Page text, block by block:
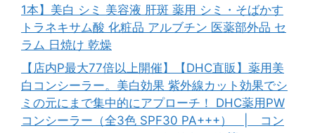
1本】美白 シミ 美容液 肝斑 薬用 シミ・そばかす
トラネキサム酸 化粧品 アルブチン 医薬部外品 セ
ラム 日焼け 乾燥
【店内P最大77倍以上開催】【DHC直販】薬用美
白コンシーラー。美白効果 紫外線カット効果でシ
ミの元にまで集中的にアプローチ！ DHC薬用PW
コンシーラー（全3色 SPF30 PA+++） | コン